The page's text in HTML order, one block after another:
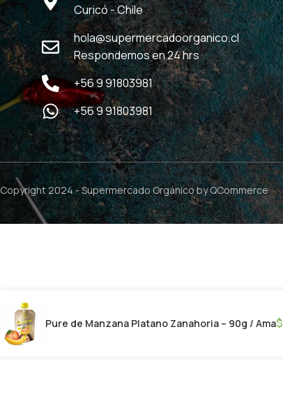
Curicó - Chile
hola@supermercadoorganico.cl
Respondemos en 24 hrs
+56 9 91803981
+56 9 91803981
Copyright 2024 -Supermercado Orgánicoby QCommerce
Pure de Manzana Platano Zanahoria – 90g / Ama$